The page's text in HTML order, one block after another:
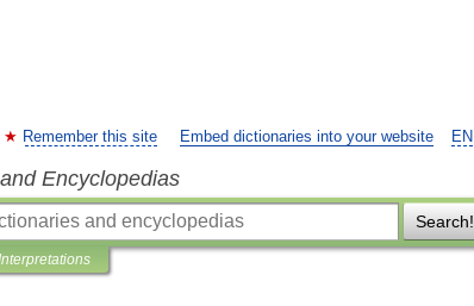
EN
Remember this site Embed dictionaries into your website
Encyclopedias
Search!